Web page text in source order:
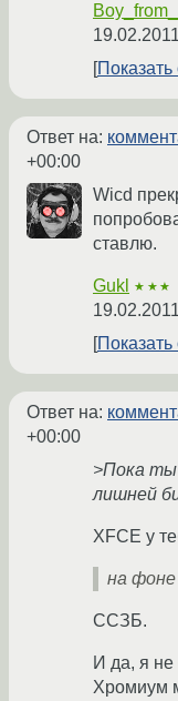
Показать
Ответ на:
+00:00
Wicd
ставлю.
Gukl ★★★
Показать
Ответ на:
+00:00
>Пока
лишней
XFCE у
на
ССЗБ.
И да, я не
Хромиум